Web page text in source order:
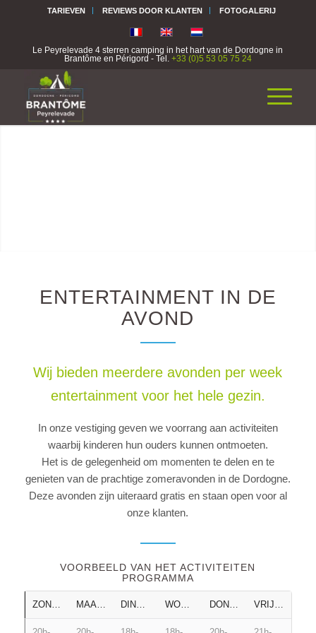
TARIEVEN REVIEWS DOOR KLANTEN FOTOGALERIJ
Le Peyrelevade 4 sterren camping in het hart van de Dordogne in
Brantôme en Périgord - Tel. +33 (0)5 53 05 75 24
ENTERTAINMENT IN DE
AVOND
Wij bieden meerdere avonden per week
entertainment voor het hele gezin.
In onze vestiging geven we voorrang aan activiteiten
waarbij kinderen hun ouders kunnen ontmoeten.
Het is de gelegenheid om momenten te delen en te
genieten van de prachtige zomeravonden in de Dordogne.
Deze avonden zijn uiteraard gratis en staan open voor al
onze klanten.
VOORBEELD VAN HET ACTIVITEITEN
PROGRAMMA
MAANDAG WOENSDAG